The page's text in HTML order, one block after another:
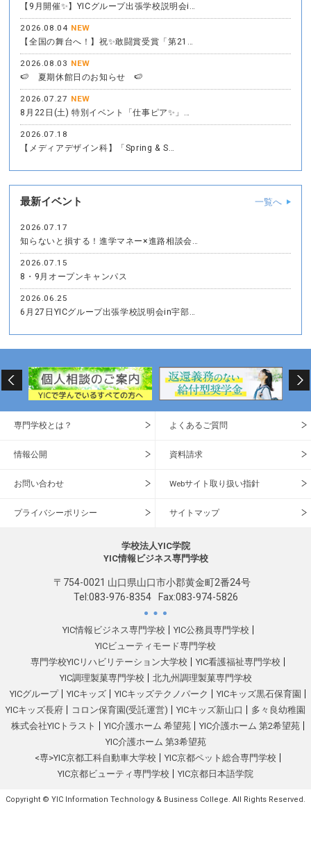
【9月開催✨】YICグループ出張学校説明会i…
2026.08.04 NEW
【全国の舞台へ！】祝✨敢闘賞受賞「第21…
2026.08.03 NEW
🍉 夏期休館日のお知らせ 🍉
2026.07.27 NEW
8月22日(土) 特別イベント「仕事ピア✨」…
2026.07.18
【メディアデザイン科】「Spring & S…
最新イベント 一覧へ
2026.07.17
知らないと損する！進学マネー×進路相談会…
2026.07.15
8・9月オープンキャンパス
2026.06.25
6月27日YICグループ出張学校説明会in宇部…
専門学校とは？ よくあるご質問
情報公開 資料請求
お問い合わせ Webサイト取り扱い指針
プライバシーポリシー サイトマップ
学校法人YIC学院
YIC情報ビジネス専門学校
〒754-0021 山口県山口市小郡黄金町2番24号
Tel:083-976-8354 Fax:083-974-5826
YIC情報ビジネス専門学校
YIC公務員専門学校
YICビューティモード専門学校
専門学校YICリハビリテーション大学校
YIC看護福祉専門学校
YIC調理製菓専門学校
北九州調理製菓専門学校
YICグループ
YICキッズ YICキッズテクノパーク
YICキッズ黒石保育園
YICキッズ長府
コロン保育園(受託運営) YICキッズ新山口
多々良幼稚園
株式会社YICトラスト
YIC介護ホーム 希望苑
YIC介護ホーム 第2希望苑
YIC介護ホーム 第3希望苑
<専>YIC京都工科自動車大学校
YIC京都ペット総合専門学校
YIC京都ビューティ専門学校
YIC京都日本語学院
Copyright © YIC Information Technology & Business College. All Rights Reserved.